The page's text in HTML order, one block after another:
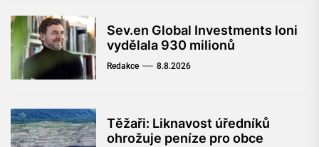
Sev.en Global Investments loni
vydělala 930 milionů
Redakce 8.8.2026
Těžaři: Liknavost úředníků
ohrožuje peníze pro obce